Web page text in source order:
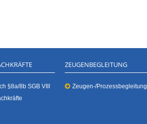
§8a/8b SGB VIII
ZEUGENBEGLEITUNG
Zeugen-/Prozessbegleitung